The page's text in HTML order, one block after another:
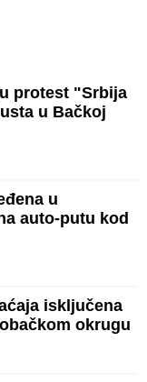
protest "Srbija
u Bačkoj
u
auto-putu kod
isključena
okrugu